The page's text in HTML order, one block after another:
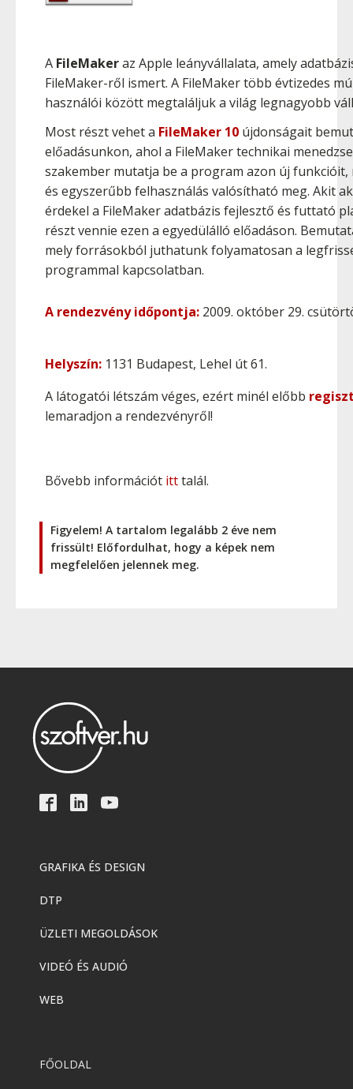
A FileMakeraz Apple leányvállalata, amely
FileMaker-ről ismert. A FileMaker több évtizedes
használói között megtaláljuk a világ legnagyobb
Most részt vehet a FileMaker 10 újdonságait
előadásunkon, ahol a FileMaker technikai
szakember mutatja be a program azon ­új
és egyszerűbb felhasználás valósítható meg. Akit
érdekel a FileMaker adatbázis fejlesztő és futtató
részt vennie ezen a egyedülálló előadáson.
mely forrásokból juthatunk folyamatosan a
programmal kapcsolatban.
A rendezvény időpontja: 2009. október 29.
Helyszín: 1131 Budapest, Lehel út 61.
A látogatói létszám véges, ezért minél előbb
lemaradjon a rendezvényről!
Bővebb információt itttalál.
Figyelem! A tartalom legalább 2 éve nem
frissült! Előfordulhat, hogy a képek nem
megfelelően jelennek meg.
GRAFIKA ÉS DESIGN
DTP
ÜZLETI MEGOLDÁSOK
VIDEÓ ÉS AUDIÓ
WEB
FŐOLDAL